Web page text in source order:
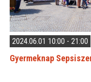
2024.06.01 10:00 - 21:00
Gyermeknap